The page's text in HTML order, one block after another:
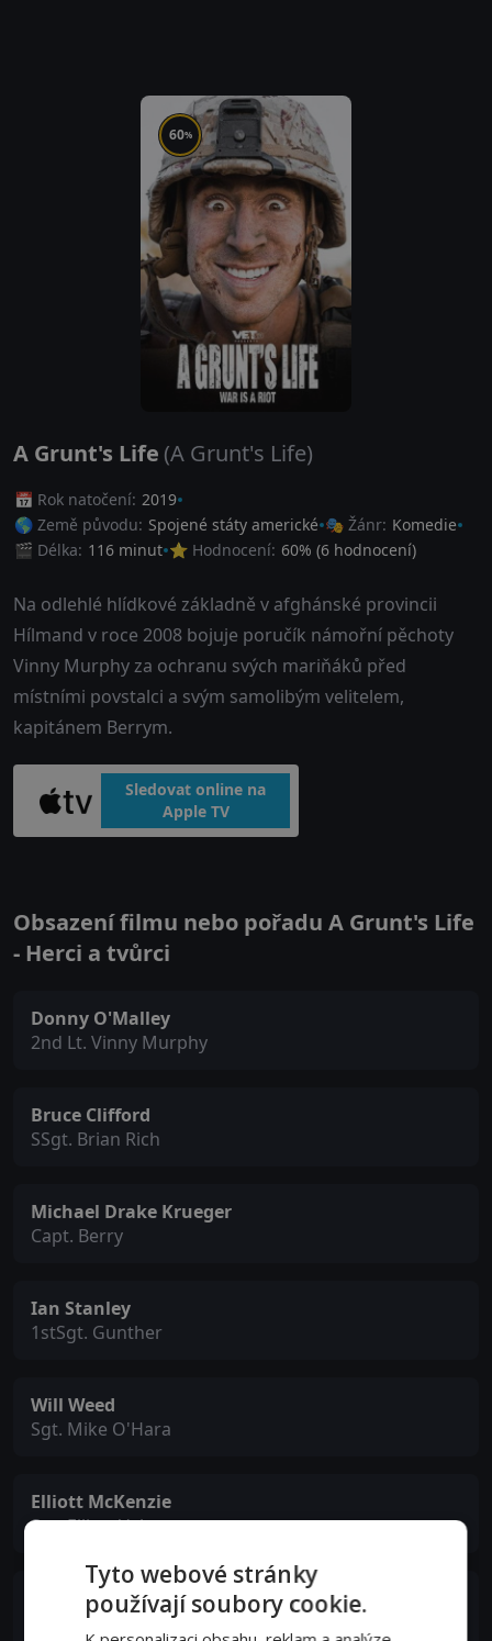
60%
A Grunt's Life (A Grunt's Life)
📅 Rok natočení: 2019
🌎 Země původu: Spojené státy americké 🎭 Žánr: Komedie
🎬 Délka: 116 minut ⭐ Hodnocení: 60% (6 hodnocení)
Na odlehlé hlídkové základně v afghánské provincii
Hílmand v roce 2008 bojuje poručík námořní pěchoty
Vinny Murphy za ochranu svých mariňáků před
místními povstalci a svým samolibým velitelem,
kapitánem Berrym.
Sledovat online na
Apple TV
Obsazení filmu nebo pořadu A Grunt's Life
- Herci a tvůrci
Donny O'Malley
2nd Lt. Vinny Murphy
Bruce Clifford
SSgt. Brian Rich
Michael Drake Krueger
Capt. Berry
Ian Stanley
1stSgt. Gunther
Will Weed
Sgt. Mike O'Hara
Elliott McKenzie
Sgt. Elliott Velasquez
Zach Steffey
Sgt. Carl Reynolds
Tyto webové stránky
používají soubory cookie.